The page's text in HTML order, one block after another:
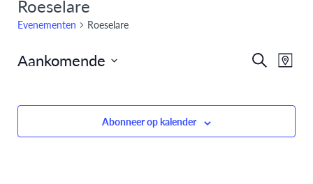
Roeselare
Evenementen Roeselare
ZoekenKaart
Aankomende
Abonneer op kalender